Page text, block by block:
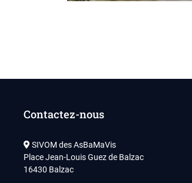
Contactez-nous
SIVOM des AsBaMaVis
Place Jean-Louis Guez de Balzac
16430 Balzac